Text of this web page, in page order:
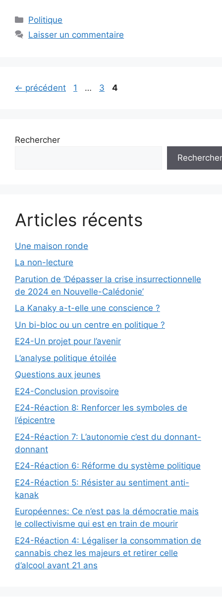
Catégories
Politique
Laisser un commentaire
← précédent Page
1 … Page
3 Page
4
Rechercher
Rechercher
Articles récents
Une maison ronde
La non-lecture
Parution de ‘Dépasser la crise insurrectionnelle
de 2024 en Nouvelle-Calédonie’
La Kanaky a-t-elle une conscience ?
Un bi-bloc ou un centre en politique ?
E24-Un projet pour l’avenir
L’analyse politique étoilée
Questions aux jeunes
E24-Conclusion provisoire
E24-Réaction 8: Renforcer les symboles de
l’épicentre
E24-Réaction 7: L’autonomie c’est du donnant-
donnant
E24-Réaction 6: Réforme du système politique
E24-Réaction 5: Résister au sentiment anti-
kanak
Européennes: Ce n’est pas la démocratie mais
le collectivisme qui est en train de mourir
E24-Réaction 4: Légaliser la consommation de
cannabis chez les majeurs et retirer celle
d’alcool avant 21 ans